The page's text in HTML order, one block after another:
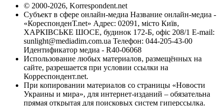
© 2000-2026, Korrespondent.net
Субъект в сфере онлайн-медиа Название онлайн-медиа -
«КореспонденТ.net» Адрес: 02091, місто Київ,
ХАРКІВСЬКЕ ШОСЕ, будинок 172-Б, офіс 208/1 E-mail:
sunlight@mediadim.com.ua Телефон: 044-205-43-00
Идентификатор медиа - R40-06068
Использование любых материалов, размещённых на
сайте, разрешается при условии ссылки на
Корреспондент.net.
При копировании материалов со страницы «Новости
Украины и мира», для интернет-изданий – обязательна
прямая открытая для поисковых систем гиперссылка.